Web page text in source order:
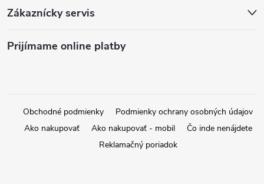
Zákaznícky servis
Prijímame online platby
Obchodné podmienky
Podmienky ochrany osobných údajov
Ako nakupovať
Ako nakupovať - mobil
Čo inde nenájdete
Reklamačný poriadok